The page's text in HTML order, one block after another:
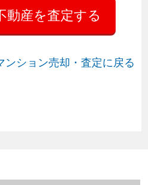
ンション売却・査定に戻る